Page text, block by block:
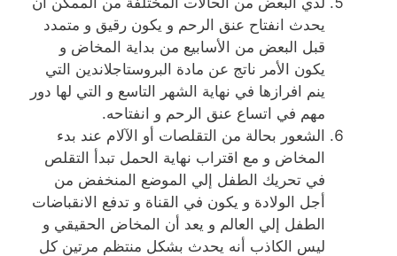
يحدث انفتاح عنق الرحم و يكون رقيق و متمدد
قبل البعض من الأسابيع من بداية المخاض و
يكون الأمر ناتج عن مادة البروستاجلاندين التي
ينم افرازها في نهاية الشهر التاسع و التي لها دور
مهم في اتساع عنق الرحم و انفتاحه.
الشعور بحالة من التقلصات أو الآلام عند بدء
المخاض و مع اقتراب نهاية الحمل تبدأ التقلص
في تحريك الطفل إلي الموضع المنخفض من
أجل الولادة و يكون في القناة و تدفع الانقباضات
الطفل إلي العالم و يعد أن المخاض الحقيقي و
ليس الكاذب أنه يحدث بشكل منتظم مرتين كل